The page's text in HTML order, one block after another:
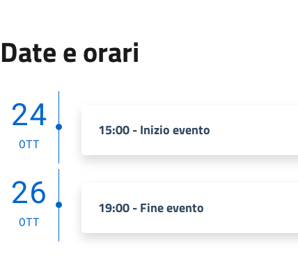
Date e orari
24
OTT
15:00 - Inizio evento
26
OTT
19:00 - Fine evento